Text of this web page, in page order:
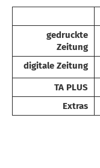
gedruckte
Zeitung
digitale Zeitung
TA PLUS
Extras